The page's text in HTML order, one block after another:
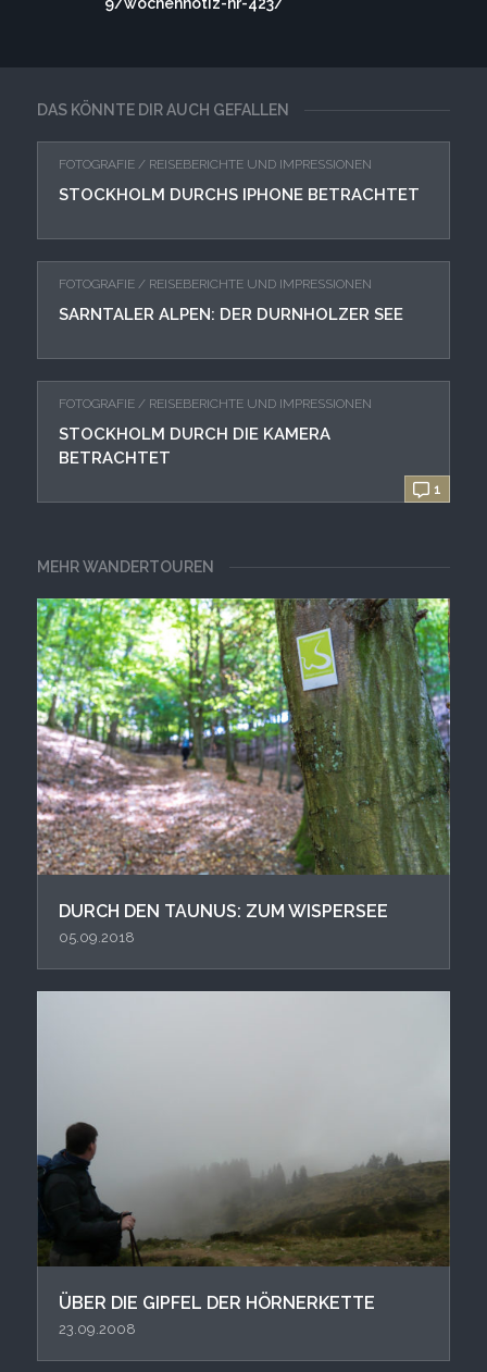
DAS KÖNNTE DIR AUCH GEFALLEN
FOTOGRAFIE / REISEBERICHTE UND IMPRESSIONEN
STOCKHOLM DURCHS IPHONE BETRACHTET
FOTOGRAFIE / REISEBERICHTE UND IMPRESSIONEN
SARNTALER ALPEN: DER DURNHOLZER SEE
1
FOTOGRAFIE / REISEBERICHTE UND IMPRESSIONEN
STOCKHOLM DURCH DIE KAMERA
BETRACHTET
MEHR WANDERTOUREN
DURCH DEN TAUNUS: ZUM WISPERSEE
05.09.2018
ÜBER DIE GIPFEL DER HÖRNERKETTE
23.09.2008
9/wochennotiz-nr-423/